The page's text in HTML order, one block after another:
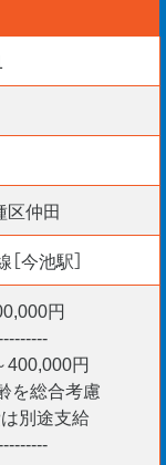
区仲田
今池駅］
円
400,000円
を総合考慮
別途支給